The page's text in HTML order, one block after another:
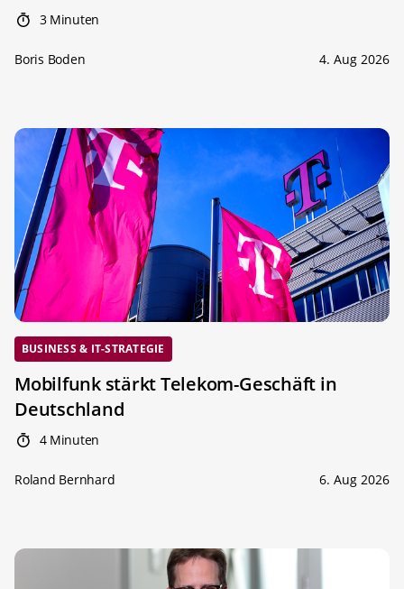
3 Minuten
Boris Boden 4. Aug 2026
BUSINESS & IT-STRATEGIE
Mobilfunk stärkt Telekom-Geschäft in
Deutschland
4 Minuten
Roland Bernhard 6. Aug 2026